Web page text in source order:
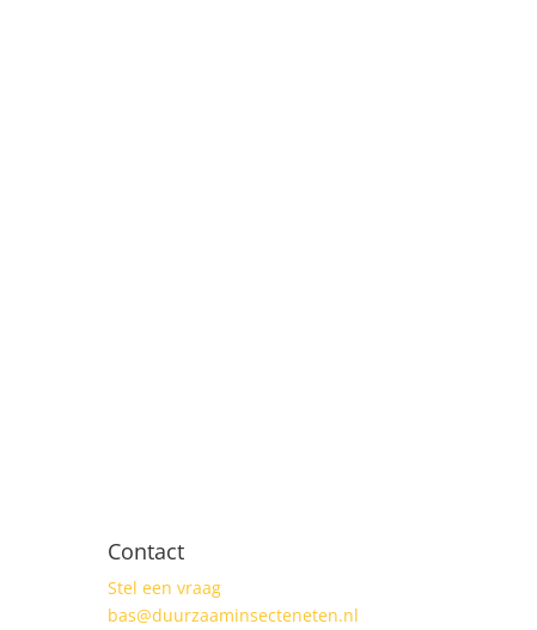
Contact
Stel een vraag
bas@duurzaaminsecteneten.nl